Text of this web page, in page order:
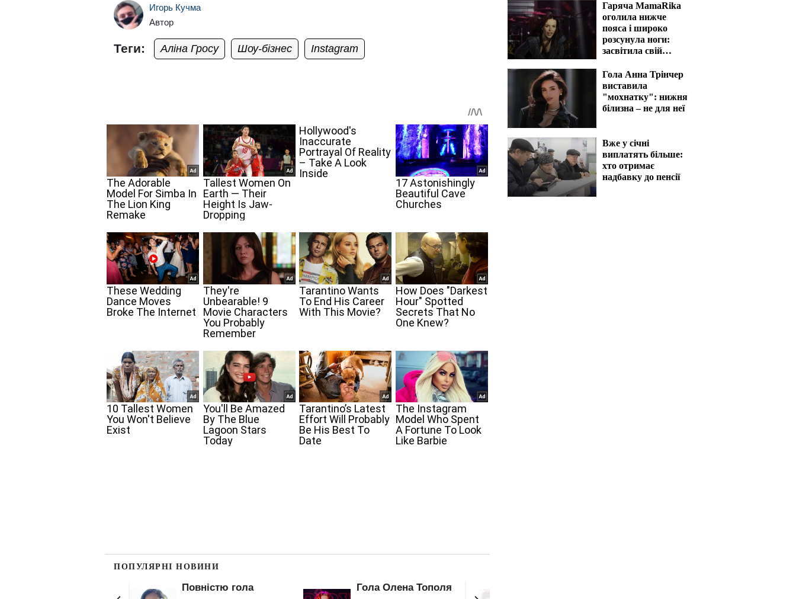
Игорь Кучма
Автор
Теги: Аліна Гросу Шоу-бізнес Instagram
ПОПУЛЯРНІ НОВИНИ
Гола Олена Тополя
Буквально гола
Гаряча MamaRika
оголила нижче
пояса і широко
розсунула ноги:
засвітила свій
Гола Анна Трінчер
виставила
"мохнатку": нижня
білизна – не для неї
Вже у січні
виплатять більше:
хто отримає
надбавку до пенсії